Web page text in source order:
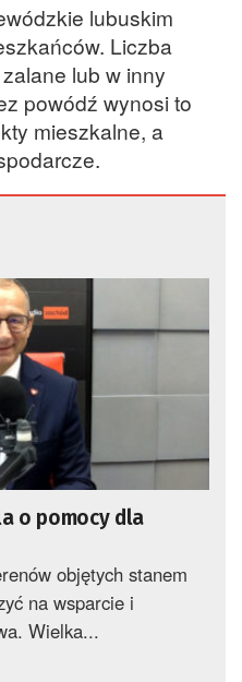
lubuskim
Liczba
lub w inny
powódź wynosi to
mieszkalne, a
o pomocy dla
objętych stanem
na wsparcie i
Wielka...